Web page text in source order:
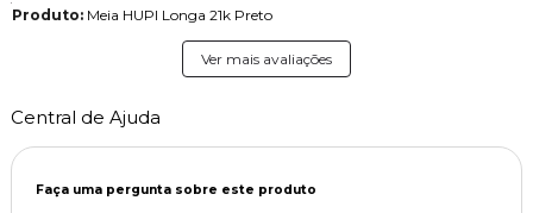
Produto:Meia HUPI Longa 21k Preto
Ver mais avaliações
Central de Ajuda
Faça uma pergunta sobre este produto